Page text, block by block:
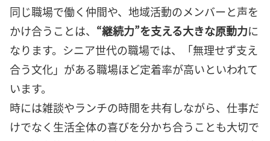
同じ職場で働く仲間や、地域活動のメンバーと声を
かけ合うことは、 “継続力”を支える大きな原動力に
なります。シニア世代の職場では、「無理せず支え
合う文化」がある職場ほど定着率が高いといわれて
います。
時には雑談やランチの時間を共有しながら、仕事だ
けでなく生活全体の喜びを分かち合うことも大切で